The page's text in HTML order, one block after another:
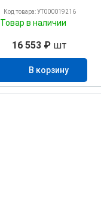
Код товара: УТ000019216
Товар в наличии
16 553 ₽ шт
В корзину